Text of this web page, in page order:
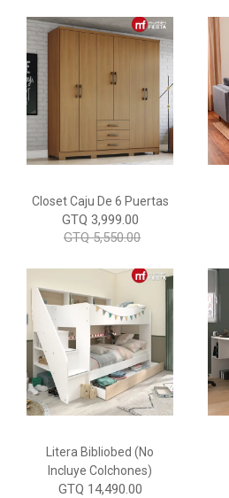
Closet Caju De 6 Puertas
GTQ 3,999.00
GTQ 5,550.00
Litera Bibliobed (No
Incluye Colchones)
GTQ 14,490.00